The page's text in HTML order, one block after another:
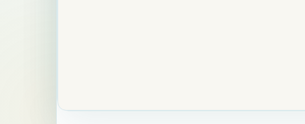
Premium. Закажите сейчас и окунитесь в
дом и создадут неповторимую атмосферу
для себя и своих близких – выберите